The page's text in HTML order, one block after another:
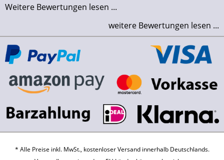
Weitere Bewertungen lesen ...
weitere Bewertungen lesen ...
* Alle Preise inkl. MwSt., kostenloser Versand innerhalb Deutschlands.